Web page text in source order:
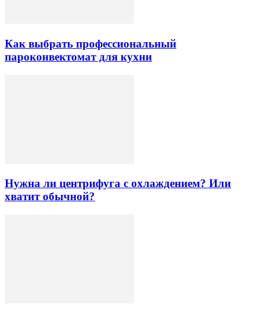
Как выбрать профессиональный
пароконвектомат для кухни
Нужна ли центрифуга с охлаждением? Или
хватит обычной?